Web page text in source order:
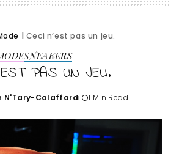
| Ceci n’est pas un jeu.
SNEAKERS
PAS UN JEU.
N'Tary-Calaffard 1 Min Read